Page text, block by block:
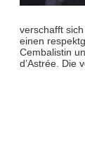
verschafft
einen
Cembalistin
d’Astrée. Die